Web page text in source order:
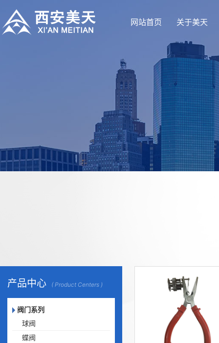
网站首页 关于美天
产品中心 ( Product Centers )
阀门系列
球阀
蝶阀